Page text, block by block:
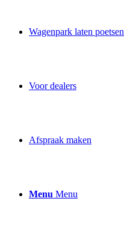
Wagenpark laten poetsen
Voor dealers
Afspraak maken
Menu Menu